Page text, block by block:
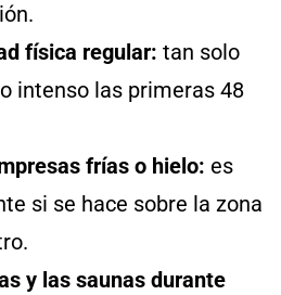
física regular: tan solo
intenso las primeras 48
frías o hielo: es
si se hace sobre la zona
y las saunas durante